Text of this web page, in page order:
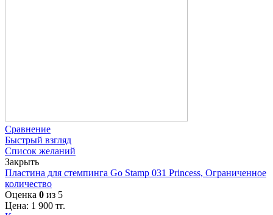
Сравнение
Быстрый взгляд
Список желаний
Закрыть
Пластина для стемпинга Go Stamp 031 Princess, Ограниченное
количество
Оценка 0 из 5
Цена: 1 900 тг.